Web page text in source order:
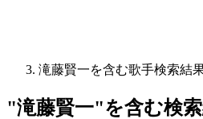
滝藤賢一を含む歌手検索結
"滝藤賢一"を含む検